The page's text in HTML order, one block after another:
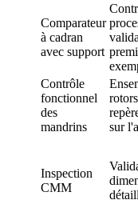
Comparateur
à cadran
avec support
Contrôle
fonctionnel
des
mandrins
sur
Inspection
CMM